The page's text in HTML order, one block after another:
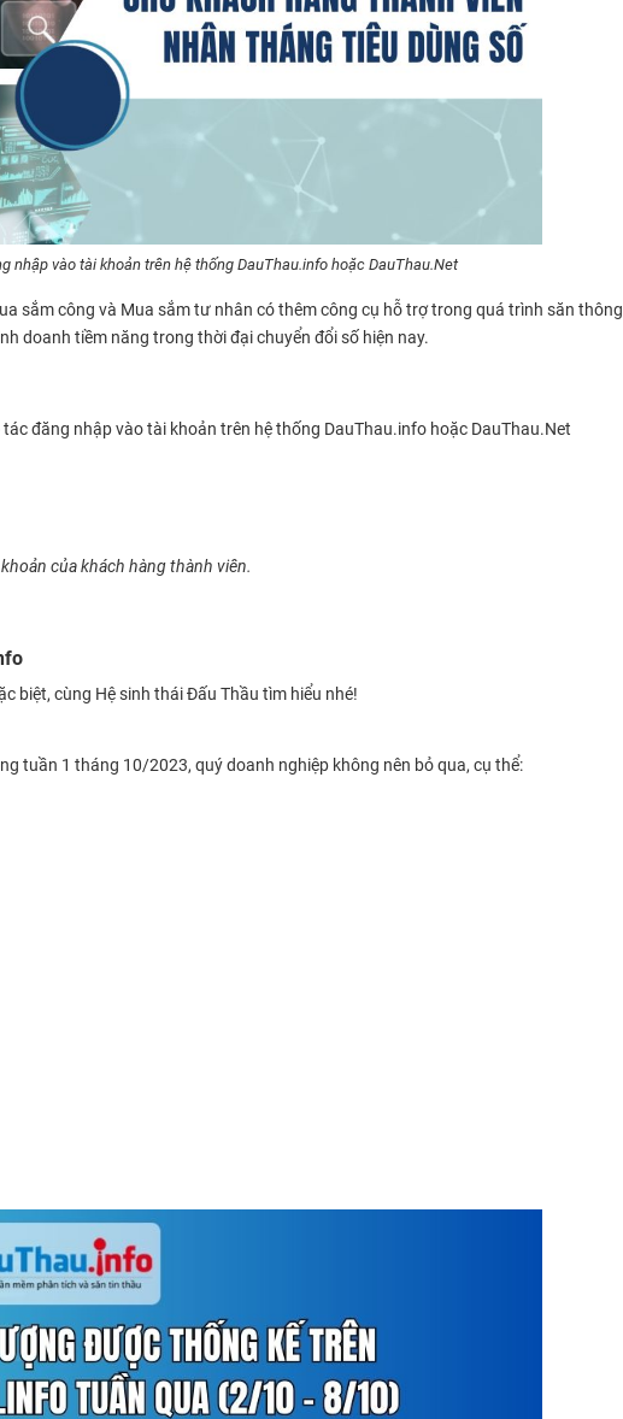
nhập vào tài khoản trên hệ thống DauThau.info hoặc DauThau.Net
sắm công và Mua sắm tư nhân có thêm công cụ hỗ trợ trong quá trình săn thông
doanh tiềm năng trong thời đại chuyển đổi số hiện nay.
đăng nhập vào tài khoản trên hệ thống DauThau.info hoặc DauThau.Net
của khách hàng thành viên.
biệt, cùng Hệ sinh thái Đấu Thầu tìm hiểu nhé!
tuần 1 tháng 10/2023, quý doanh nghiệp không nên bỏ qua, cụ thể: